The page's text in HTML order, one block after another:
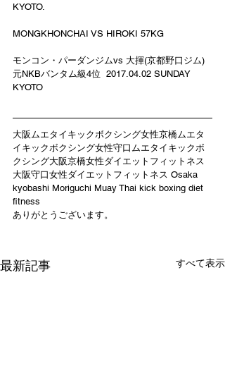
KYOTO.
MONGKHONCHAI VS HIROKI 57KG
モンコン・パーダンジムvs 大揮(京都野口ジム)
元NKBバンタム級4位  2017.04.02 SUNDAY
KYOTO
大阪ムエタイキックボクシング女性京橋ムエタ
イキックボクシング女性守口ムエタイキックボ
クシング大阪京橋女性ダイエットフィットネス
大阪守口女性ダイエットフィットネス Osaka
kyobashi Moriguchi Muay Thai kick boxing diet
fitness
ありがとうございます。
最新記事 すべて表示